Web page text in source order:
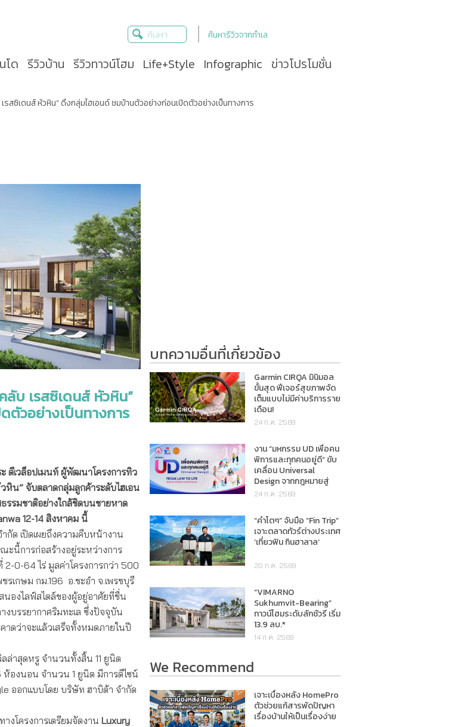
ค้นหารีวิวจากทำเล
โด รีวิวบ้าน รีวิวทาวน์โฮม Life+Style Infographic ข่าวโปรโมชั่น
รสซิเดนส์ หัวหิน” ดึงกลุ่มไฮเอนด์ ชมบ้านตัวอย่างก่อนเปิดตัวอย่างเป็นทางการ
ลับ เรสซิเดนส์ หัวหิน”
ตัวอย่างเป็นทางการ
ดีเวล็อปเมนท์ ผู้พัฒนาโครงการทิว
หิน” จับตลาดกลุ่มลูกค้าระดับไฮเอน
รรมชาติอย่างใกล้ชิดบนชายหาด
12-14 สิงหาคม นี้
ด เปิดเผยถึงความคืบหน้างาน
ะนี้การก่อสร้างอยู่ระหว่างการ
2-0-64 ไร่ มูลค่าโครงการกว่า 500
รเกษม กม.196 อ.ชะอำ จ.เพรชบุรี
องไลฟ์สไตล์ของผู้อยู่อาศัยที่ชื่น
บรรยากาศริมทะเล ซึ่งปัจจุบัน
าดว่าจะแล้วเสร็จทั้งหมดภายในปี
ลล่าสุดหรู จำนวนทั้งสิ้น 11 ยูนิต
องนอน จำนวน 1 ยูนิต มีการดีไซน์
ออกแบบโดย บริษัท ฮาบิต้า จำกัด
งโครงการเตรียมจัดงาน Luxury
บทความอื่นที่เกี่ยวข้อง
Garmin CIRQA มินิมอล
ขั้นสุด ฟีเจอร์สุขภาพจัด
เต็มแบบไม่มีค่าบริการราย
เดือน!
24 ก.ค. 2569
งาน “มหกรรม UD เพื่อคน
พิการและทุกคนอยู่ดี” ขับ
เคลื่อน Universal
Design จากกฎหมายสู่
การใช้ชีวิตจริง
24 ก.ค. 2569
“คำโตๆ” จับมือ “Fin Trip”
เจาะตลาดทัวร์ต่างประเทศ
‘เที่ยวฟิน กินฮาลาล’
20 ก.ค. 2569
“VIMARNO
Sukhumvit-Bearing”
ทาวน์โฮมระดับลักชัวรี เริ่ม
13.9 ลบ.*
14 ก.ค. 2569
We Recommend
เจาะเบื้องหลัง HomePro
ตัวช่วยแก้สารพัดปัญหา
เรื่องบ้านให้เป็นเรื่องง่าย